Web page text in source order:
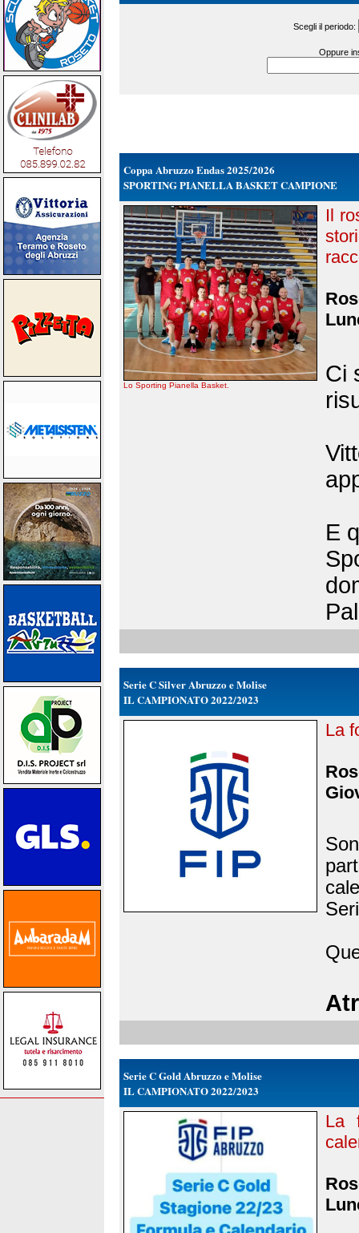
Scegli il periodo:
Oppure
Coppa Abruzzo Endas 2025/2026
SPORTING PIANELLA BASKET CAMPIONE
Lo Sporting Pianella Basket.
Il
Ci
E
Serie C Silver Abruzzo e Molise
IL CAMPIONATO 2022/2023
La
Serie C Gold Abruzzo e Molise
IL CAMPIONATO 2022/2023
La